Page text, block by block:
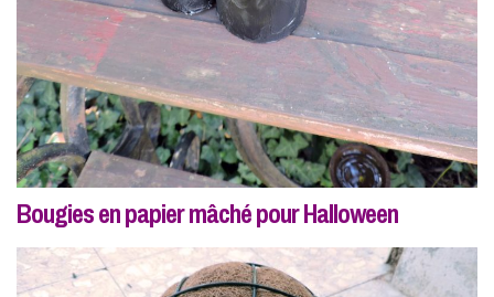
Bougies en papier mâché pour Halloween